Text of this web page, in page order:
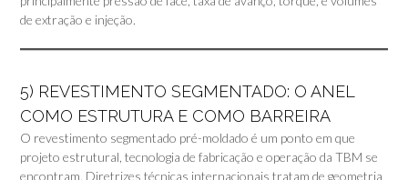
de extração e injeção.
5) REVESTIMENTO SEGMENTADO: O ANEL
COMO ESTRUTURA E COMO BARREIRA
O revestimento segmentado pré-moldado é um ponto em que
projeto estrutural, tecnologia de fabricação e operação da TBM se
encontram. Diretrizes técnicas internacionais tratam de geometria